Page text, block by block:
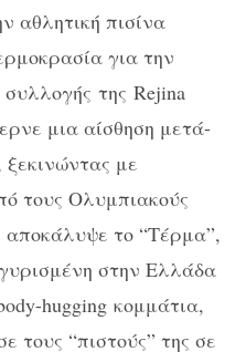
αθλητική πισίνα
για την
συλλογής της Rejina
μια αίσθηση μετά-
με
τους Ολυμπιακούς
αποκάλυψε το “Τέρμα”,
στην Ελλάδα
hugging κομμάτια,
τους “πιστούς” της σε